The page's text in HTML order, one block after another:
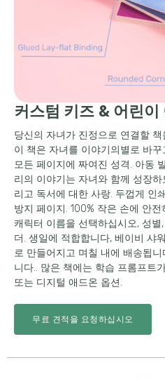
커스텀 키즈 & 어린이
당신의 자녀가 진정으로 연결할
이 책은 자녀를 이야기의별로 바
모든 페이지에 짜여진 성격. 아동
리의 이야기는 자녀와 함께 성장
리고 독서에 대한 사랑. 두껍게 인
방지 페이지. 100% 작은 손에 안
캐릭터 이름을 선택하십시오, 성
더. 생일에 적합합니다, 베이비 샤
로 만들어지고 며칠 내에 배송됩
니다.. 많은 책에는 학습 프롬프트
또는 디지털 애드온 옵션.
무료 견적을 요청하십시오